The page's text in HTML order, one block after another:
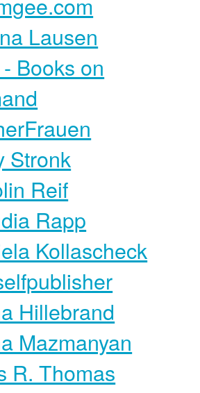
Lausen
Books on
Stronk
Reif
Rapp
Kollascheck
Hillebrand
Mazmanyan
R. Thomas